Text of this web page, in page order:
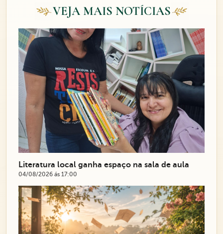
VEJA MAIS NOTÍCIAS
Literatura local ganha espaço na sala de aula
04/08/2026 ás 17:00